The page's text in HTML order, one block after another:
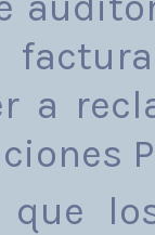
a
que